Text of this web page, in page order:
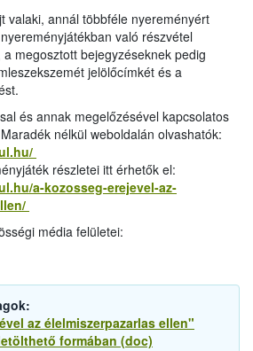
valaki, annál többféle nyereményért
való részvétel
megosztott bejegyzéseknek pedig
jelölőcímkét és a
és annak megelőzésével kapcsolatos
nélkül weboldalán olvashatók:
részletei itt érhetők el:
a-kozosseg-erejevel-az-
média felületei:
az élelmiszerpazarlas ellen"
formában (doc)